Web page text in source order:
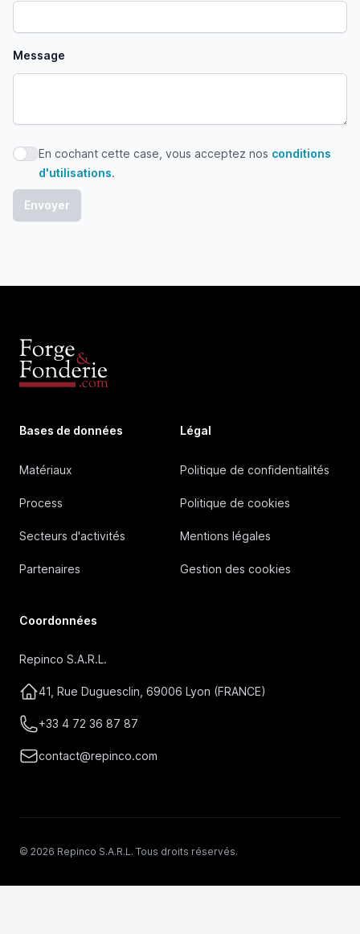
Message
En cochant cette case, vous acceptez nos conditions
En cochant cette case, vous acceptez nos conditions
d'utilisations.
Bases de données
Matériaux
Process
Secteurs d'activités
Partenaires
Légal
Politique de confidentialités
Politique de cookies
Mentions légales
Gestion des cookies
Coordonnées
Repinco S.A.R.L.
41, Rue Duguesclin, 69006 Lyon (FRANCE)
+33 4 72 36 87 87
contact@repinco.com
© 2026 Repinco S.A.R.L. Tous droits réservés.